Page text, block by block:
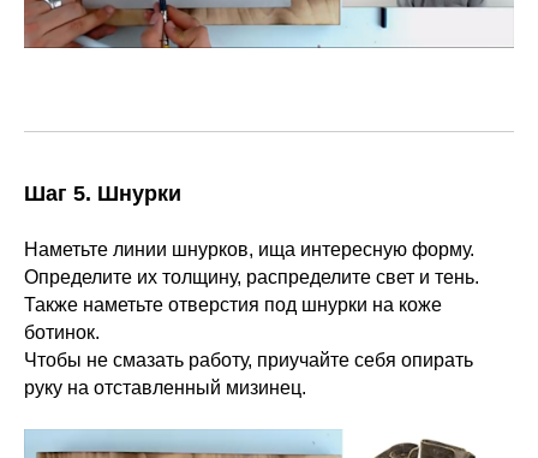
Шаг 5. Шнурки
Наметьте линии шнурков, ища интересную форму.
Определите их толщину, распределите свет и тень.
Также наметьте отверстия под шнурки на коже
ботинок.
Чтобы не смазать работу, приучайте себя опирать
руку на отставленный мизинец.